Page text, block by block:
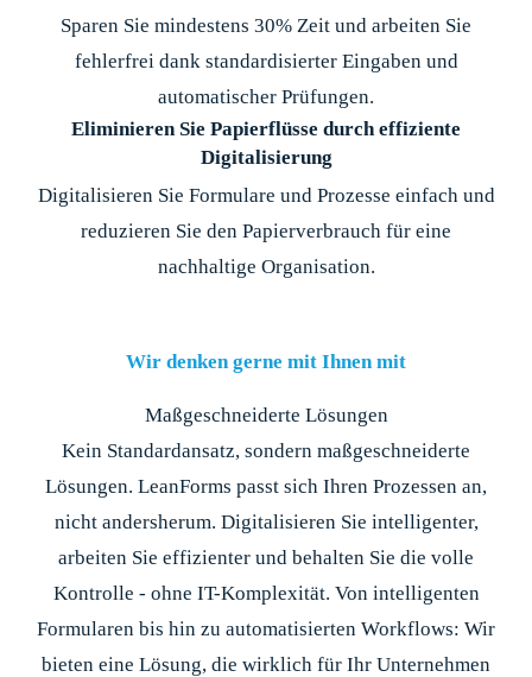
Sparen Sie mindestens 30% Zeit und arbeiten Sie
fehlerfrei dank standardisierter Eingaben und
automatischer Prüfungen.
Eliminieren Sie Papierflüsse durch effiziente
Digitalisierung
Digitalisieren Sie Formulare und Prozesse einfach und
reduzieren Sie den Papierverbrauch für eine
nachhaltige Organisation.
Wir denken gerne mit Ihnen mit
Maßgeschneiderte Lösungen
Kein Standardansatz, sondern maßgeschneiderte
Lösungen. LeanForms passt sich Ihren Prozessen an,
nicht andersherum. Digitalisieren Sie intelligenter,
arbeiten Sie effizienter und behalten Sie die volle
Kontrolle - ohne IT-Komplexität. Von intelligenten
Formularen bis hin zu automatisierten Workflows: Wir
bieten eine Lösung, die wirklich für Ihr Unternehmen